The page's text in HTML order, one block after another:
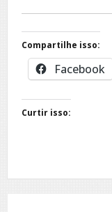
Compartilhe isso:
Facebook
Curtir isso: